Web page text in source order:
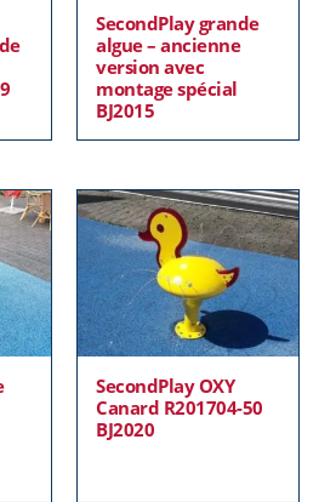
SecondPlay grande
algue – ancienne
version avec
montage spécial
BJ2015
SecondPlay OXY
Canard R201704-50
BJ2020